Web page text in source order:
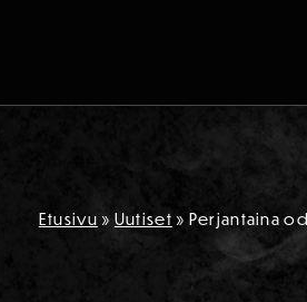
Etusivu » Uutiset » Perjantaina